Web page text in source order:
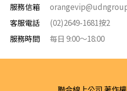
服務信箱
客服電話
(02)2649-1681按2
服務時間
每日 9:00～18:00